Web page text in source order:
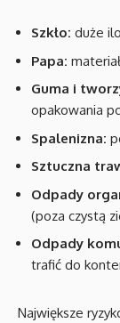
Szkło: duże
Papa:
Guma i
opakowania
Spalenizna:
Sztuczna
Odpady
(poza czystą
Odpady
trafić do
Największe